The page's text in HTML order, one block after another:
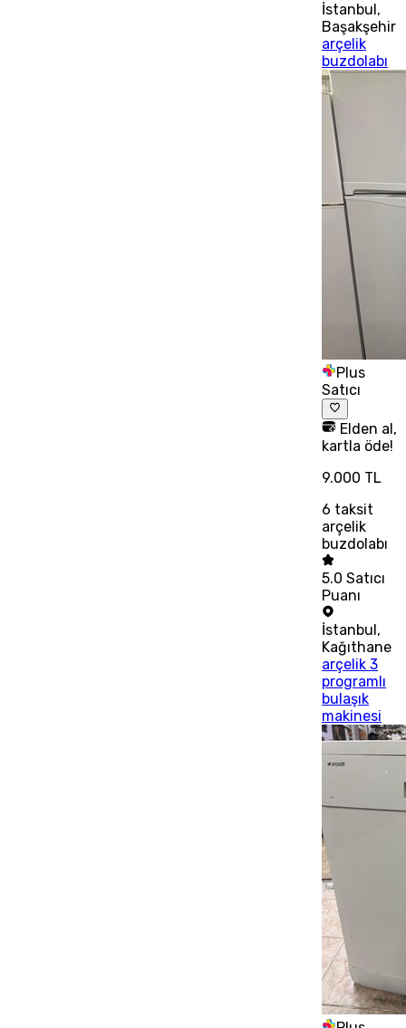
İstanbul ,
Başakşehir
arçelik
buzdolabı
Plus
Satıcı
Elden al,
kartla öde!
9.000 TL
6 taksit
arçelik
buzdolabı
5.0 Satıcı
Puanı
İstanbul,
Kağıthane
arçelik 3
programlı
bulaşık
makinesi